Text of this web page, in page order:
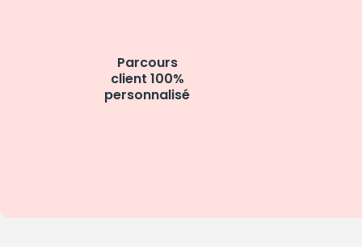
Parcours
client 100%
personnalisé